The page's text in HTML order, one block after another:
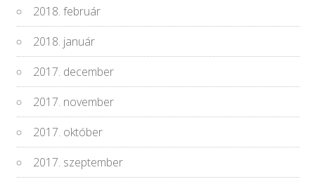
2018. február
2018. január
2017. december
2017. november
2017. október
2017. szeptember